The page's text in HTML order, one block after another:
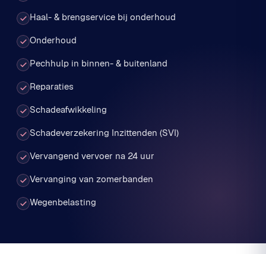
Haal- & brengservice bij onderhoud
Onderhoud
Pechhulp in binnen- & buitenland
Reparaties
Schadeafwikkeling
Schadeverzekering Inzittenden (SVI)
Vervangend vervoer na 24 uur
Vervanging van zomerbanden
Wegenbelasting